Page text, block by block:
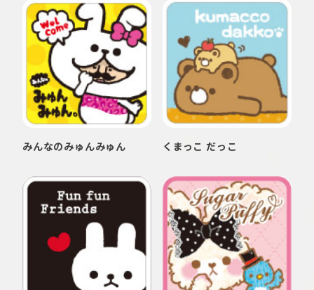
みんなのみゅんみゅん くまっこ だっこ